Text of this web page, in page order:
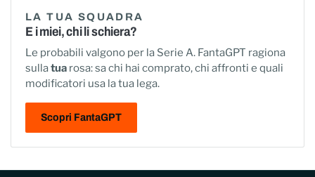
LA TUA SQUADRA
E i miei, chi li schiera?
Le probabili valgono per la Serie A. FantaGPT ragiona
sullatua rosa: sa chi hai comprato, chi affronti e quali
modificatori usa la tua lega.
Scopri FantaGPT